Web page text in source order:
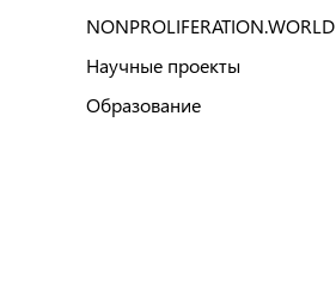
NONPROLIFERATION.WORLD
Научные проекты
Образование